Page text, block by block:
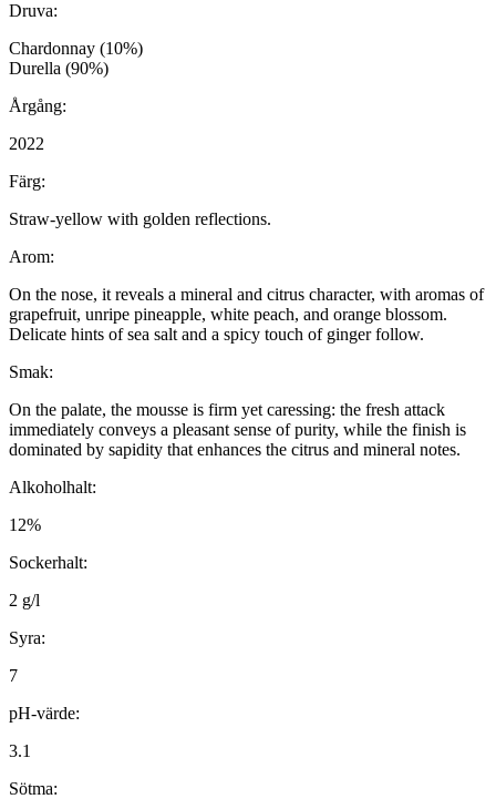
Druva:
Chardonnay (10%)
Durella (90%)
Årgång:
2022
Färg:
Straw-yellow with golden reflections.
Arom:
On the nose, it reveals a mineral and citrus character, with aromas of
grapefruit, unripe pineapple, white peach, and orange blossom.
Delicate hints of sea salt and a spicy touch of ginger follow.
Smak:
On the palate, the mousse is firm yet caressing: the fresh attack
immediately conveys a pleasant sense of purity, while the finish is
dominated by sapidity that enhances the citrus and mineral notes.
Alkoholhalt:
12%
Sockerhalt:
2 g/l
Syra:
7
pH-värde:
3.1
Sötma: